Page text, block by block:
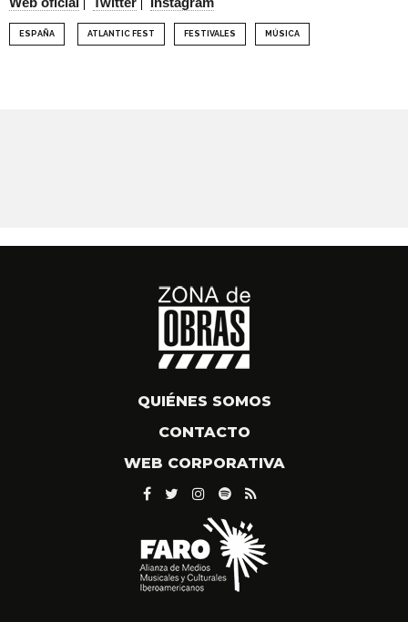
ESPAÑA ATLANTIC FEST FESTIVALES MÚSICA
QUIÉNES SOMOS
CONTACTO
WEB CORPORATIVA